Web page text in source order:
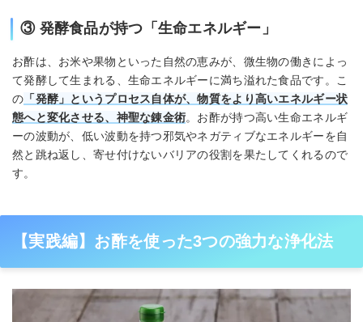
③ 発酵食品が持つ「生命エネルギー」
お酢は、お米や果物といった自然の恵みが、微生物の働きによっ
て発酵して生まれる、生命エネルギーに満ち溢れた食品です。こ
の 「発酵」というプロセス自体が、物質をより高いエネルギー状
態へと変化させる、神聖な錬金術。お酢が持つ高い生命エネルギ
ーの波動が、低い波動を持つ邪気やネガティブなエネルギーを自
然と跳ね返し、寄せ付けないバリアの役割を果たしてくれるので
す。
【実践編】お酢を使った3つの強力な浄化法